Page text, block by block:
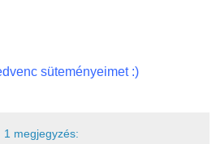
süteményeimet :)
1 megjegyzés: